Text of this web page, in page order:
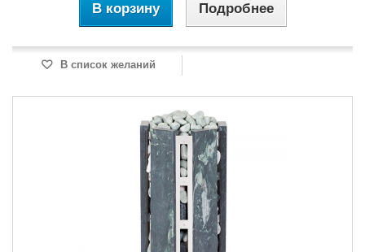
В корзину Подробнее
В список желаний